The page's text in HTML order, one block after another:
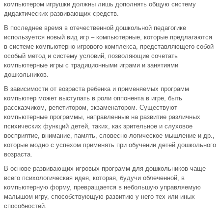
компьютером игрушки должны лишь дополнять общую систему
дидактических развивающих средств.
В последнее время в отечественной дошкольной педагогике
используется новый вид игр – компьютерные, которые предлагаются
в системе компьютерно-игрового комплекса, представляющего собой
особый метод и систему условий, позволяющие сочетать
компьютерные игры с традиционными играми и занятиями
дошкольников.
В зависимости от возраста ребенка и применяемых программ
компьютер может выступать в роли оппонента в игре, быть
рассказчиком, репетитором, экзаменатором. Существуют
компьютерные программы, направленные на развитие различных
психических функций детей, таких, как зрительное и слуховое
восприятие, внимание, память, словесно-логическое мышление и др.,
которые модно с успехом применять при обучении детей дошкольного
возраста.
В основе развивающих игровых программ для дошкольников чаще
всего психологическая идея, которая, будучи облеченной, в
компьютерную форму, превращается в небольшую управляемую
малышом игру, способствующую развитию у него тех или иных
способностей.